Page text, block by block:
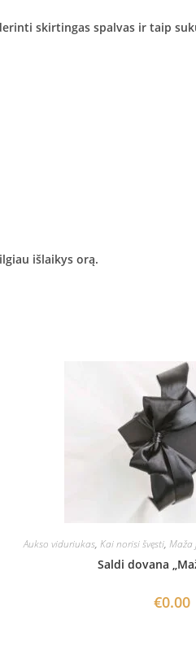
skirtingas spalvas ir taip
išlaikys orą.
Aukso viduriukas, Kai norisi švęsti, Maža
Saldi dovana
€0.00